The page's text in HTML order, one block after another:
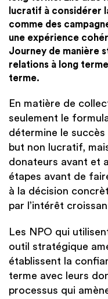
lucratif à considérer
comme des
une expérience
Journey de manière
relations à long
terme.
En matière de
seulement le
détermine le
but non lucratif,
donateurs avant et
étapes avant de
à la décision
par l’intérêt
Les NPO qui
outil stratégique
établissent la
terme avec leurs
processus qui